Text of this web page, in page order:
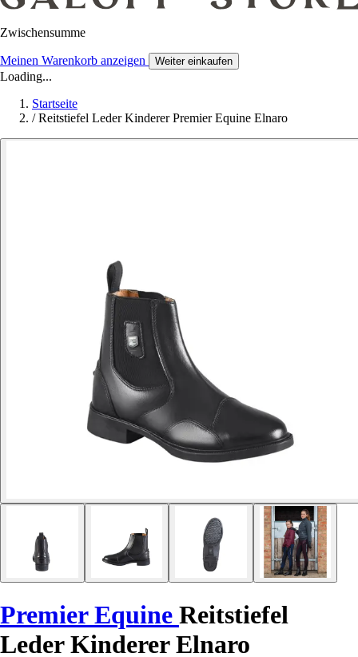
Zwischensumme
Meinen Warenkorb anzeigen Weiter einkaufen
Loading...
Startseite
/ Reitstiefel Leder Kinderer Premier Equine Elnaro
Premier Equine Reitstiefel
Leder Kinderer Elnaro